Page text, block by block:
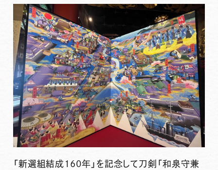
「新選組結成160年」を記念して刀剣「和泉守兼